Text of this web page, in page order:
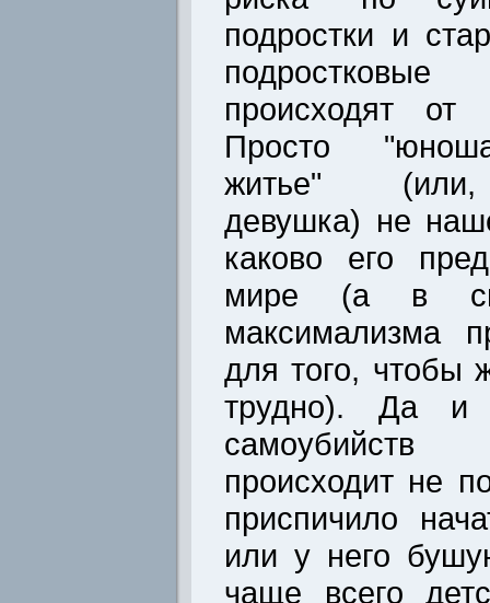
подростки и
происходят от
Просто
житье" (или,
девушка) не
каково его
мире (а в
максимализма
для того, чтобы
трудно). Да и
происходит не
приспичило
или у него
чаще всего